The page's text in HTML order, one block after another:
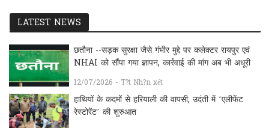
LATEST NEWS
छतौना --सड़क सुरक्षा जैसे गंभीर मुद्दे पर कलेक्टर रायपुर एवं
NHAI को सौंपा गया ज्ञापन, कार्रवाई की मांग अब भी अधूरी
12/07/2026 - T?t Nh?n xét
हाथियों के कदमों से हरियाली की वापसी, उदंती में ‘एलीफेंट
रेस्टोरेंट’ की शुरुआत